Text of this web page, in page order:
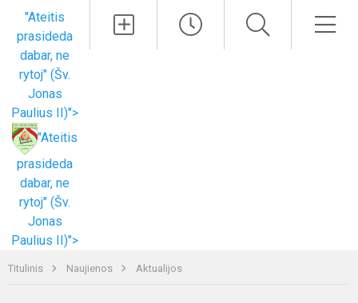
"Ateitis
prasideda
dabar, ne
rytoj" (Šv.
Jonas
Paulius II)">
"Ateitis
prasideda
dabar, ne
rytoj" (Šv.
Jonas
Paulius II)">
Titulinis Naujienos Aktualijos